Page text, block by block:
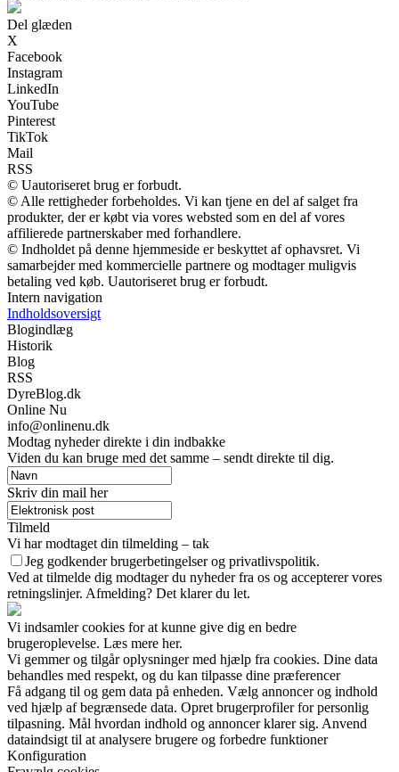
Del glæden
X
Facebook
Instagram
LinkedIn
YouTube
Pinterest
TikTok
Mail
RSS
© Uautoriseret brug er forbudt.
© Alle rettigheder forbeholdes. Vi kan tjene en del af salget fra
produkter, der er købt via vores websted som en del af vores
affilierede partnerskaber med forhandlere.
© Indholdet på denne hjemmeside er beskyttet af ophavsret. Vi
samarbejder med kommercielle partnere og modtager muligvis
betaling ved køb. Uautoriseret brug er forbudt.
Intern navigation
Indholdsoversigt
Blogindlæg
Historik
Blog
RSS
DyreBlog.dk
Online Nu
info@onlinenu.dk
Modtag nyheder direkte i din indbakke
Viden du kan bruge med det samme – sendt direkte til dig.
Skriv din mail her
Tilmeld
Vi har modtaget din tilmelding – tak
Jeg godkender brugerbetingelser og privatlivspolitik.
Ved at tilmelde dig modtager du nyheder fra os og accepterer vores
retningslinjer. Afmelding? Det klarer du let.
Vi indsamler cookies for at kunne give dig en bedre
brugeroplevelse. Læs mere her.
Vi gemmer og tilgår oplysninger med hjælp fra cookies. Dine data
behandles med respekt, og du kan tilpasse dine præferencer
Få adgang til og gem data på enheden. Vælg annoncer og indhold
ved hjælp af begrænsede data. Opret brugerprofiler for personlig
tilpasning. Mål hvordan indhold og annoncer klarer sig. Anvend
dataindsigt til at analysere brugere og forbedre funktioner
Konfiguration